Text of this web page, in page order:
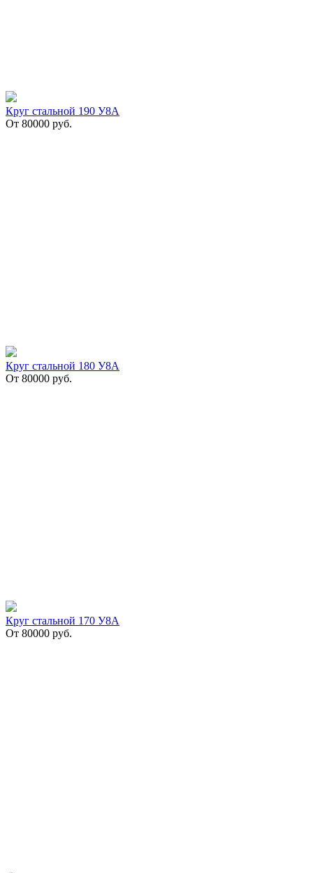
Круг стальной 190 У8А
От 80000 руб.
Круг стальной 180 У8А
От 80000 руб.
Круг стальной 170 У8А
От 80000 руб.